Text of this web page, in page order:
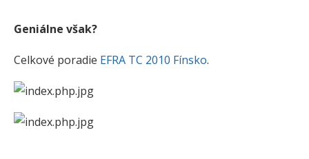
Geniálne však?
Celkové poradie EFRA TC 2010 Fínsko.